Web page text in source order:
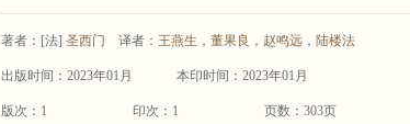
著者： [法] 圣西门 译者： 王燕生 ， 董果良 ， 赵鸣远 ， 陆楼法
出版时间：2023年01月 本印时间：2023年01月
版次：1 印次：1 页数：303页